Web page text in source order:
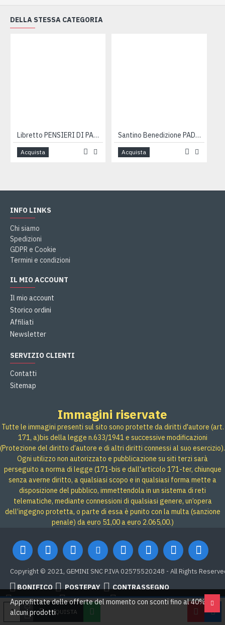
ACQUISTA
DELLA STESSA CATEGORIA
Libretto PENSIERI DI PADRE PIO
Acquista
Santino Benedizione PADRE PIO
Acquista
INFO LINKS
Chi siamo
Spedizioni
GDPR e Cookie
Termini e condizioni
IL MIO ACCOUNT
Il mio account
Storico ordini
Affiliati
Newsletter
SERVIZIO CLIENTI
Contatti
Sitemap
Immagini riservate
Tutte le immagini presenti sul sito sono protette da diritti d'autore (art.
171, a)bis della legge n.633/1941 e successive modificazioni
(Protezione del diritto d’autore e di altri diritti connessi al suo esercizio).
Ogni utilizzo non autorizzato e pubblicazione su siti terzi sarà
perseguito a norma di legge (171-bis e dall'articolo 171-ter, chiunque
senza averne diritto, a qualsiasi scopo e in qualsiasi forma mette a
disposizione del pubblico, immettendola in un sistema di reti
telematiche, mediante connessioni di qualsiasi genere, un’opera
dell’ingegno protetta, o parte di essa è punito con la multa (sanzione
penale) da euro 51,00 a euro 2.065,00.)
Copyright © 2021, GEMINI SNC P.IVA 02575520248 - All Rights
BONIFICO POSTEPAY
CONTRASSEGNO
Credit card
Google Pay PAYPAL
Approfittate delle offerte del momento con sconti fino al 40% su
alcuni prodotti